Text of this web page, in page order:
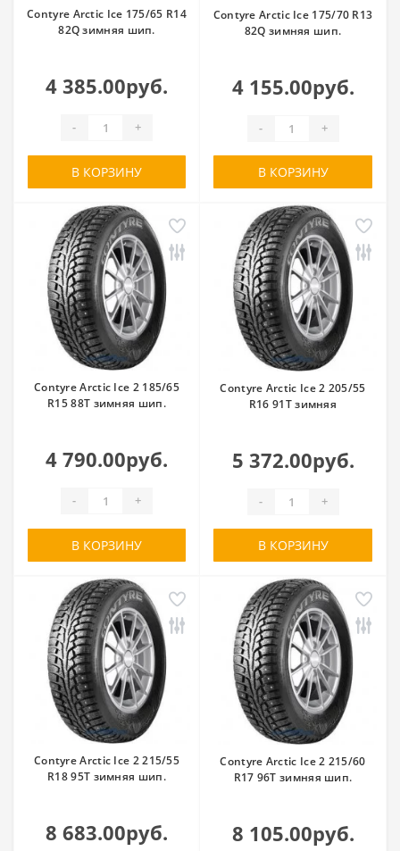
Contyre Arctic Ice 175/65 R14
82Q зимняя шип.
4 385.00руб.
- +
В КОРЗИНУ
Contyre Arctic Ice 175/70 R13
82Q зимняя шип.
4 155.00руб.
- +
В КОРЗИНУ
Contyre Arctic Ice 2 185/65
R15 88T зимняя шип.
4 790.00руб.
- +
В КОРЗИНУ
Contyre Arctic Ice 2 205/55
R16 91T зимняя
5 372.00руб.
- +
В КОРЗИНУ
Contyre Arctic Ice 2 215/55
R18 95T зимняя шип.
8 683.00руб.
Contyre Arctic Ice 2 215/60
R17 96T зимняя шип.
8 105.00руб.